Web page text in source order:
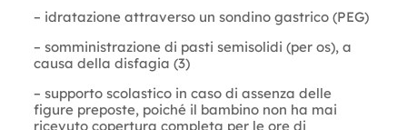
– idratazione attraverso un sondino gastrico (PEG)
– somministrazione di pasti semisolidi (per os), a
causa della disfagia (3)
– supporto scolastico in caso di assenza delle
figure preposte, poiché il bambino non ha mai
ricevuto copertura completa per le ore di